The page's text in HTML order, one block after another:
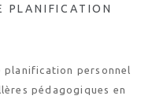
PLANIFICATION
planification personnel
pédagogiques en